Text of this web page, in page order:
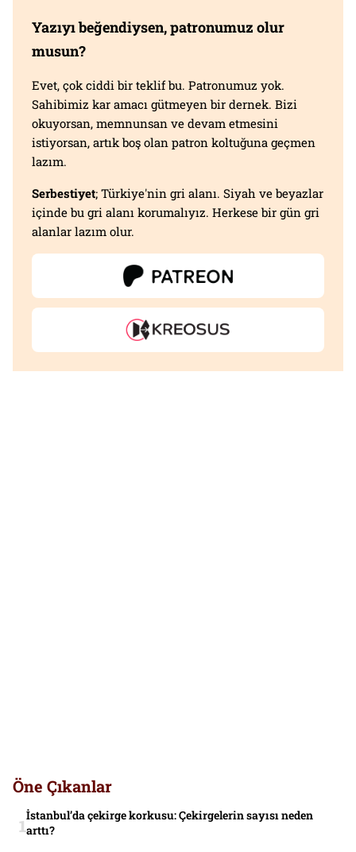
Yazıyı beğendiysen, patronumuz olur
musun?
Evet, çok ciddi bir teklif bu. Patronumuz yok.
Sahibimiz kar amacı gütmeyen bir dernek. Bizi
okuyorsan, memnunsan ve devam etmesini
istiyorsan, artık boş olan patron koltuğuna geçmen
lazım.
Serbestiyet; Türkiye'nin gri alanı. Siyah ve beyazlar
içinde bu gri alanı korumalıyız. Herkese bir gün gri
alanlar lazım olur.
Öne Çıkanlar
İstanbul’da çekirge korkusu: Çekirgelerin sayısı neden
arttı?